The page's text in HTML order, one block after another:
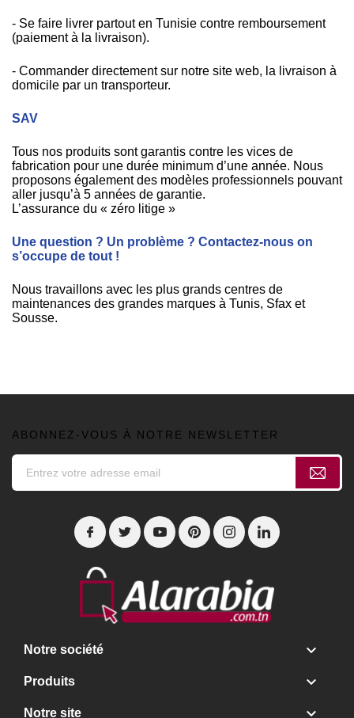
- Se faire livrer partout en Tunisie contre remboursement
(paiement à la livraison).
- Commander directement sur notre site web, la livraison à
domicile par un transporteur.
SAV
Tous nos produits sont garantis contre les vices de
fabrication pour une durée minimum d’une année. Nous
proposons également des modèles professionnels pouvant
aller jusqu’à 5 années de garantie.
L’assurance du « zéro litige »
Une question ? Un problème ? Contactez-nous on
s’occupe de tout !
Nous travaillons avec les plus grands centres de
maintenances des grandes marques à Tunis, Sfax et
Sousse.
ABONNEZ-VOUS À NOTRE NEWSLETTER
Notre société 
Produits 
Notre site